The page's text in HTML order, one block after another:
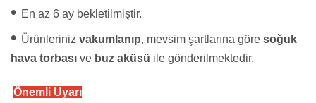
• En az 6 ay bekletilmiştir.
• Ürünleriniz vakumlanıp, mevsim şartlarına göre soğuk
hava torbası ve buz aküsü ile gönderilmektedir.
Önemli Uyarı